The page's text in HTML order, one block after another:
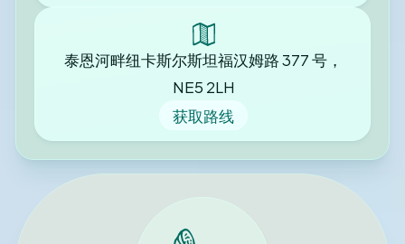
泰恩河畔纽卡斯尔斯坦福汉姆路 377 号，
NE5 2LH
获取路线